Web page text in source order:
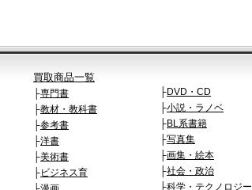
買取商品一覧
├専門書
├教材・教科書
├参考書
├洋書
├美術書
├ビジネス育
├DVD・CD
├小説・ラノベ
├BL系書籍
├写真集
├画集・絵本
├社会・政治
├科学・テクノロジー